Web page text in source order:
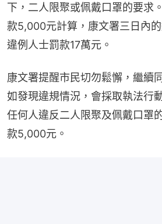
下，二人限聚或佩戴口罩的要求
款5,000元計算，康文署三日內
違例人士罰款17萬元。
康文署提醒市民切勿鬆懈，繼續
如發現違規情況，會採取執法行
任何人違反二人限聚及佩戴口罩
款5,000元。